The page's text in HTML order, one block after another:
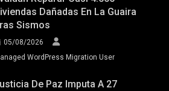
Dañadas En La Guaira
Sismos
05/08/2026
WordPress Migration User
De Paz Imputa A 27